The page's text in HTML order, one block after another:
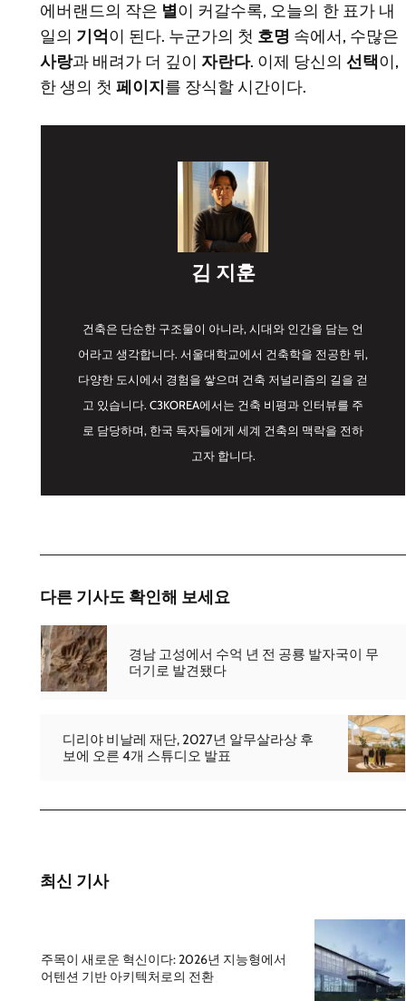
에버랜드의 작은 별이 커갈수록, 오늘의 한 표가 내
일의 기억 이 된다. 누군가의 첫 호명 속에서, 수많은
사랑과 배려가 더 깊이 자란다. 이제 당신의 선택이,
한 생의 첫 페이지 를 장식할 시간이다.
김 지훈
건축은 단순한 구조물이 아니라, 시대와 인간을 담는 언
어라고 생각합니다. 서울대학교에서 건축학을 전공한 뒤,
다양한 도시에서 경험을 쌓으며 건축 저널리즘의 길을 걷
고 있습니다. C3KOREA에서는 건축 비평과 인터뷰를 주
로 담당하며, 한국 독자들에게 세계 건축의 맥락을 전하
고자 합니다.
다른 기사도 확인해 보세요
경남 고성에서 수억 년 전 공룡 발자국이 무
더기로 발견됐다
디리야 비날레 재단, 2027년 알무살라상 후
보에 오른 4개 스튜디오 발표
최신 기사
주목이 새로운 혁신이다: 2026년 지능형에서
어텐션 기반 아키텍처로의 전환